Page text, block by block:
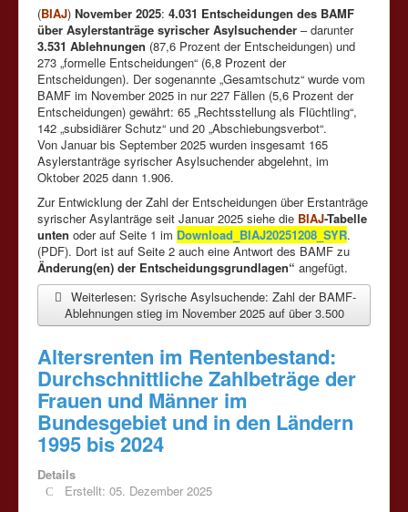
(BIAJ) November 2025: 4.031 Entscheidungen des BAMF
über Asylerstanträge syrischer Asylsuchender – darunter
3.531 Ablehnungen (87,6 Prozent der Entscheidungen) und
273 „formelle Entscheidungen“ (6,8 Prozent der
Entscheidungen). Der sogenannte „Gesamtschutz“ wurde vom
BAMF im November 2025 in nur 227 Fällen (5,6 Prozent der
Entscheidungen) gewährt: 65 „Rechtsstellung als Flüchtling“,
142 „subsidiärer Schutz“ und 20 „Abschiebungsverbot“.
Von Januar bis September 2025 wurden insgesamt 165
Asylerstanträge syrischer Asylsuchender abgelehnt, im
Oktober 2025 dann 1.906.
Zur Entwicklung der Zahl der Entscheidungen über Erstanträge
syrischer Asylanträge seit Januar 2025 siehe die BIAJ-Tabelle
unten oder auf Seite 1 im Download_BIAJ20251208_SYR.
(PDF). Dort ist auf Seite 2 auch eine Antwort des BAMF zu
Änderung(en) der Entscheidungsgrundlagen“ angefügt.
Weiterlesen: Syrische Asylsuchende: Zahl der BAMF-
Ablehnungen stieg im November 2025 auf über 3.500
Altersrenten im Rentenbestand:
Durchschnittliche Zahlbeträge der
Frauen und Männer im
Bundesgebiet und in den Ländern
1995 bis 2024
Details
Erstellt: 05. Dezember 2025